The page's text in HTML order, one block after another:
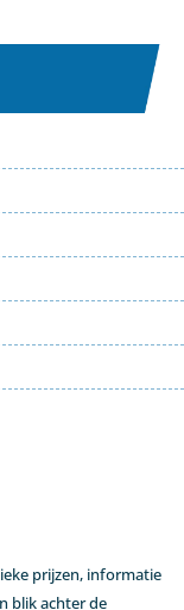
prijzen, informatie
blik achter de